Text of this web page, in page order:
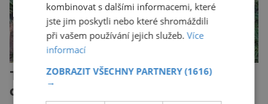
Tasmánský čert: Ďábel bez
ďábelské povahy
kombinovat s dalšími informacemi, které
jste jim poskytli nebo které shromáždili
při vašem používání jejich služeb.Více
informací
ZOBRAZIT VŠECHNY PARTNERY(1616)
→